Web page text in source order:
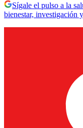
Sígale el pulso a la
bienestar, investigación